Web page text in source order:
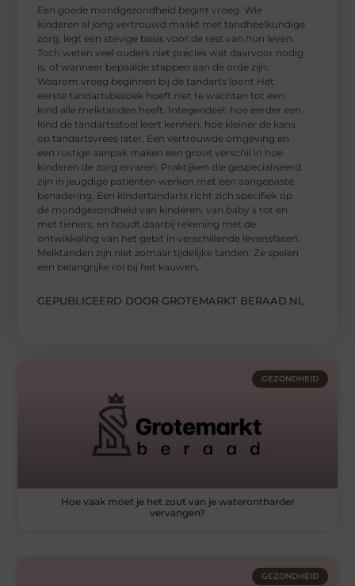
Een goede mondgezondheid begint vroeg. Wie
kinderen al jong vertrouwd maakt met tandheelkundige
zorg, legt een stevige basis voor de rest van hun leven.
Toch weten veel ouders niet precies wat daarvoor nodig
is, of wanneer bepaalde stappen aan de orde zijn.
Waarom vroeg beginnen bij de tandarts loont Het
eerste tandartsbezoek hoeft niet te wachten tot een
kind alle melktanden heeft. Integendeel: hoe eerder een
kind de tandartsstoel leert kennen, hoe kleiner de kans
op tandartsvrees later. Een vertrouwde omgeving en
een rustige aanpak maken een groot verschil in hoe
kinderen de zorg ervaren. Praktijken die gespecialiseerd
zijn in jeugdige patiënten werken met een aangepaste
benadering. Een kindertandarts richt zich specifiek op
de mondgezondheid van kinderen, van baby’s tot en
met tieners, en houdt daarbij rekening met de
ontwikkeling van het gebit in verschillende levensfasen.
Melktanden zijn niet zomaar tijdelijke tanden. Ze spelen
een belangrijke rol bij het kauwen,
GEPUBLICEERD DOOR GROTEMARKT BERAAD.NL
GEZONDHEID
Hoe vaak moet je het zout van je waterontharder
vervangen?
GEZONDHEID